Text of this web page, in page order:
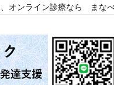
オンライン診療なら まな